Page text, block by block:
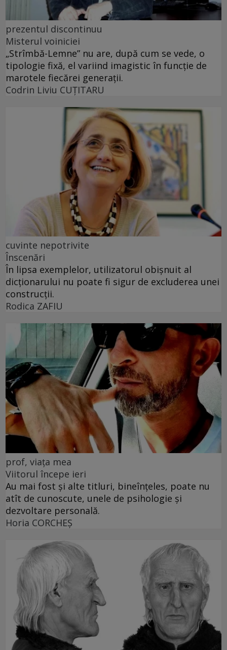
prezentul discontinuu
Misterul voiniciei
„Strîmbă-Lemne” nu are, după cum se vede, o
tipologie fixă, el variind imagistic în funcţie de
marotele fiecărei generaţii.
Codrin Liviu CUŢITARU
cuvinte nepotrivite
Înscenări
În lipsa exemplelor, utilizatorul obișnuit al
dicționarului nu poate fi sigur de excluderea unei
construcții.
Rodica ZAFIU
prof, viața mea
Viitorul începe ieri
Au mai fost și alte titluri, bineînțeles, poate nu
atît de cunoscute, unele de psihologie și
dezvoltare personală.
Horia CORCHEŞ